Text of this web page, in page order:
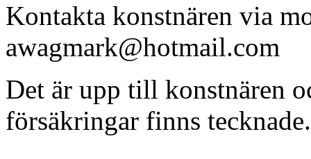
Kontakta konstnären via
awagmark@hotmail.com
Det är upp till konstnären
försäkringar finns tecknade.